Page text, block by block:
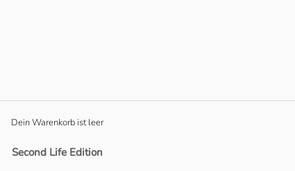
Dein Warenkorb ist leer
Second Life Edition